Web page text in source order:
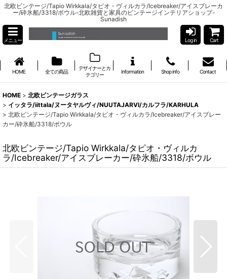
北欧ビンテージ/Tapio Wirkkala/タピオ・ヴィルカラ/Icebreaker/アイスブレーカ
ー/砕氷船/3318/ボウル-北欧雑貨と家具のビンテージインテリアショップ-
Sunadish
メニュー Log in Cart
HOME 全ての商品
デザイナーとカ
テゴリー
Information Shop info Contact
HOME > 北欧ビンテージガラス
> イッタラ/iittala/ヌータヤルヴィ/NUUTAJARVI/カルフラ/KARHULA
> 北欧ビンテージ/Tapio Wirkkala/タピオ・ヴィルカラ/Icebreaker/アイスブレー
カー/砕氷船/3318/ボウル
北欧ビンテージ/Tapio Wirkkala/タピオ・ヴィルカ
ラ/Icebreaker/アイスブレーカー/砕氷船/3318/ボウル